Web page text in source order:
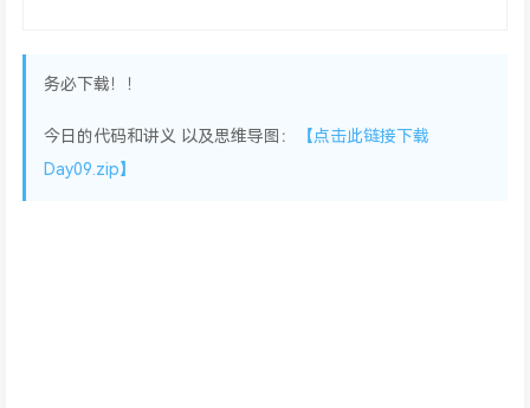
务必下载！！
今日的代码和讲义 以及思维导图：
【点击此链接下载
Day09.zip】